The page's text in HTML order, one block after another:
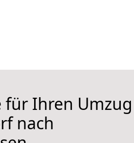
für Ihren Umzug
nach